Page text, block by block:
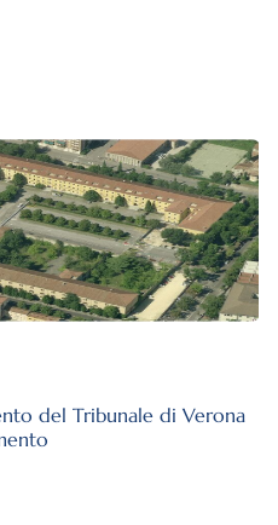
del Tribunale di Verona